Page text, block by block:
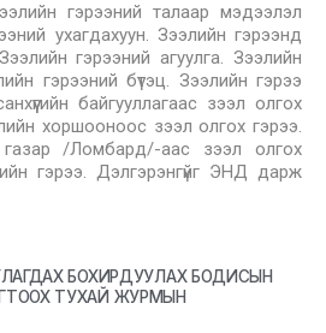
гэрээний талаар мэдээлэл
ухагдахуун. Зээлийн гэрээнд
гэрээний агуулга. Зээлийн
гэрээний бүтэц. Зээлийн гэрээ
байгууллагаас зээл олгох
хоршооноос зээл олгох гэрээ.
/Ломбард/-аас зээл олгох
гэрээ. Дэлгэрэнгүйг ЭНД дарж
БОХИРДУУЛАХ БОДИСЫН
ТУХАЙ ЖУРМЫН